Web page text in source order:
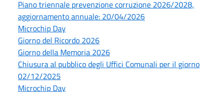
Piano triennale prevenzione corruzione 2026/2028,
aggiornamento annuale: 20/04/2026
Microchip Day
Giorno del Ricordo 2026
Giorno della Memoria 2026
Chiusura al pubblico degli Uffici Comunali per il giorno
02/12/2025
Microchip Day